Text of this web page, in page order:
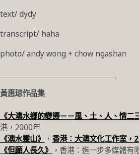
text/ dydy
transcript/ haha
photo/ andy wong + chow ngashan
黃惠琼作品集
《大澳水鄉的變遷－－風、土、人、情二
港，2000年
《澳水靈山》
， 香港：大澳文化工作室，
《但願人長久》
，香港：進一步多媒體有